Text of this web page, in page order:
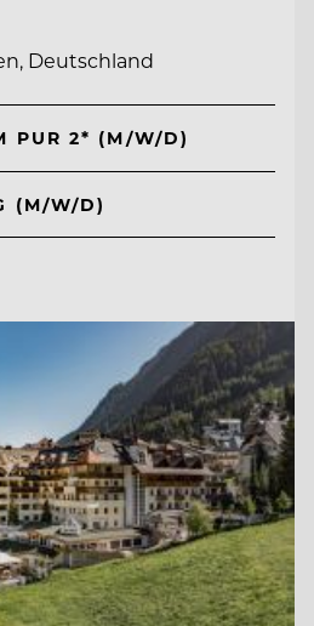
Deutschland
PUR 2* (M/W/D)
(M/W/D)